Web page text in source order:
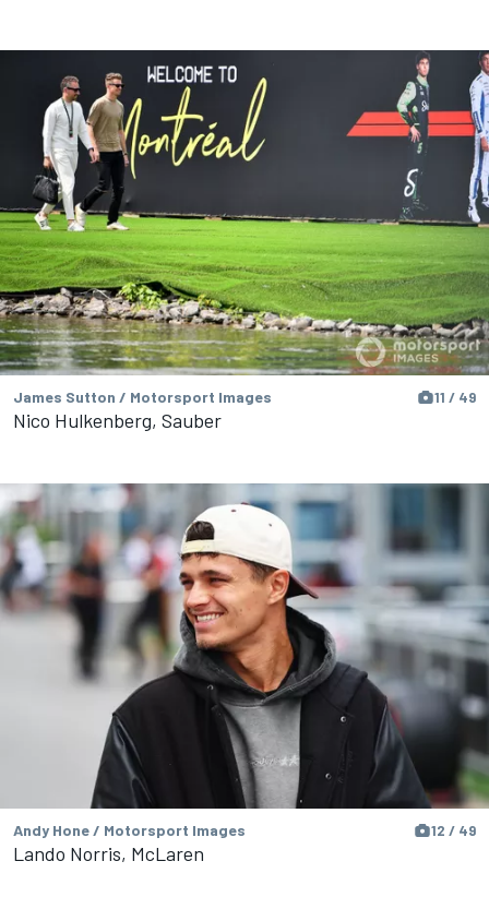
James Sutton / Motorsport Images 11 / 49
Nico Hulkenberg, Sauber
Andy Hone / Motorsport Images 12 / 49
Lando Norris, McLaren